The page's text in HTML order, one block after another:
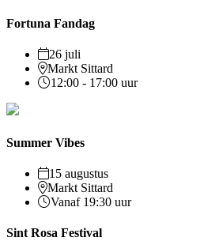
Fortuna Fandag
26 juli
Markt Sittard
12:00 - 17:00 uur
Summer Vibes
15 augustus
Markt Sittard
Vanaf 19:30 uur
Sint Rosa Festival